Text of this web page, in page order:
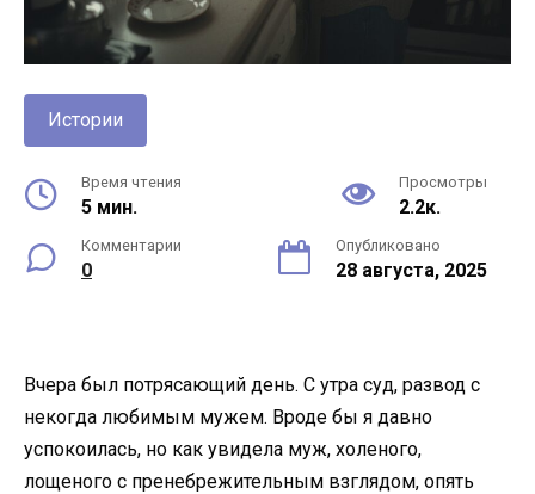
Истории
Время чтения
5 мин.
Просмотры
2.2к.
Комментарии
0
Опубликовано
28 августа, 2025
Вчера был потрясающий день. С утра суд, развод с
некогда любимым мужем. Вроде бы я давно
успокоилась, но как увидела муж, холеного,
лощеного с пренебрежительным взглядом, опять